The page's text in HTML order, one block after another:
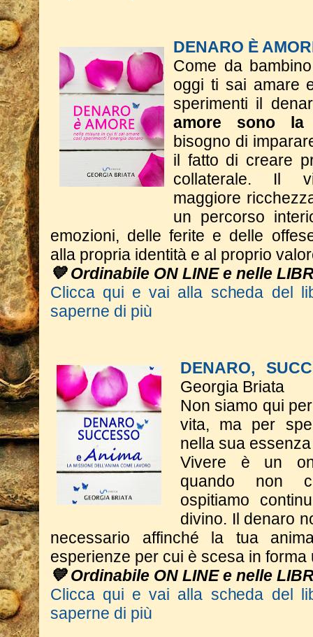
DENARO È
Come da
oggi ti sai amare
sperimenti il
amore sono la
bisogno di
il fatto di creare
collaterale. Il
maggiore
un percorso
emozioni, delle ferite e delle
alla propria identità e al proprio
💙 Ordinabile ON LINE e nelle
Clicca qui e vai alla scheda del
saperne di più
DENARO,
Georgia Briata
Non siamo qui
vita, ma per
nella sua
Vivere è un
quando non
ospitiamo
divino. Il denaro
necessario affinché la tua
esperienze per cui è scesa in
💙 Ordinabile ON LINE e nelle
Clicca qui e vai alla scheda del
saperne di più